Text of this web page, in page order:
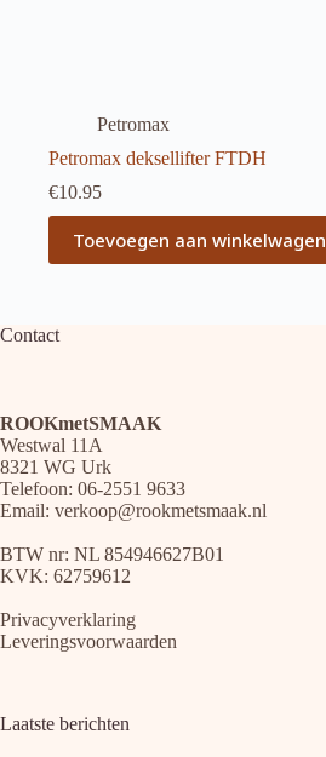
Petromax
Petromax deksellifter FTDH
€10.95
Toevoegen aan winkelwagen
Contact
ROOKmetSMAAK
Westwal 11A
8321 WG Urk
Telefoon: 06-2551 9633
Email: verkoop@rookmetsmaak.nl
BTW nr: NL 854946627B01
KVK: 62759612
Privacyverklaring
Leveringsvoorwaarden
Laatste berichten